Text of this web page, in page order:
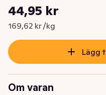
Nuvarande pris är: 44,95 kr
44,95 kr
169,62 kr /kg
Styckpris: 169,62 kr /kg
Lägg
Om varan